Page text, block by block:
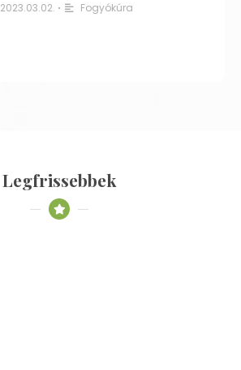
2023.03.02. • Fogyókúra
Legfrissebbek